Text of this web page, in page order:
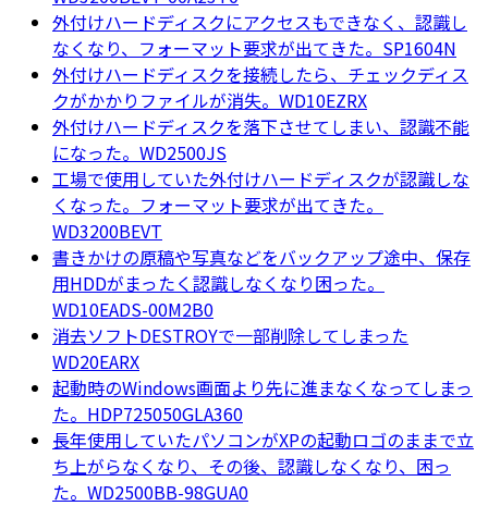
外付けハードディスクにアクセスもできなく、認識し
なくなり、フォーマット要求が出てきた。SP1604N
外付けハードディスクを接続したら、チェックディス
クがかかりファイルが消失。WD10EZRX
外付けハードディスクを落下させてしまい、認識不能
になった。WD2500JS
工場で使用していた外付けハードディスクが認識しな
くなった。フォーマット要求が出てきた。
WD3200BEVT
書きかけの原稿や写真などをバックアップ途中、保存
用HDDがまったく認識しなくなり困った。
WD10EADS-00M2B0
消去ソフトDESTROYで一部削除してしまった
WD20EARX
起動時のWindows画面より先に進まなくなってしまっ
た。HDP725050GLA360
長年使用していたパソコンがXPの起動ロゴのままで立
ち上がらなくなり、その後、認識しなくなり、困っ
た。WD2500BB-98GUA0